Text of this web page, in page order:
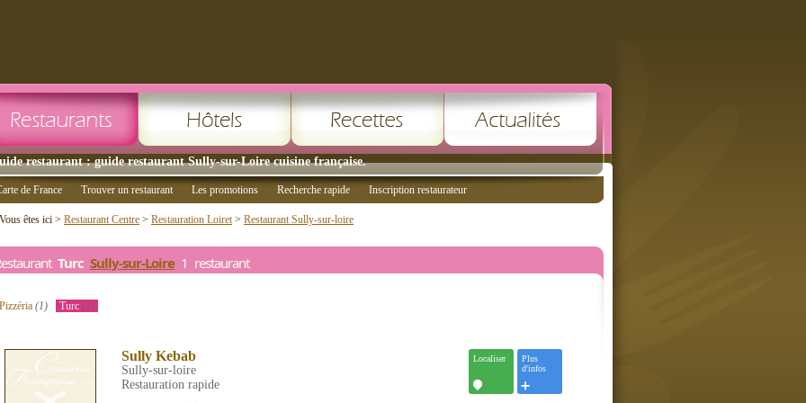
restaurant : guide restaurant Sully-sur-Loire cuisine française.
de France Trouver un restaurant Les promotions Recherche rapide Inscription restaurateur
Vous êtes ici > Restaurant Centre > Restauration Loiret> Restaurant Sully-sur-loire
Turc Sully-sur-Loire1 restaurant
Pizzéria (1) Turc(1)
Sully Kebab
Sully-sur-loire
Restauration rapide
Plus
d'infos
Localiser